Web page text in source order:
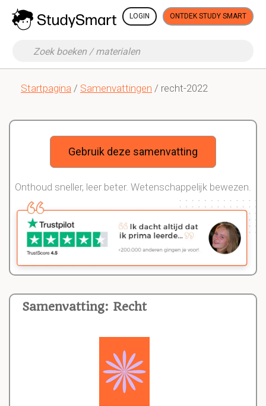
LOGIN ONTDEK STUDY SMART
Startpagina / Samenvattingen / recht-2022
Samenvatting: Recht
Gebruik deze samenvatting
Onthoud sneller, leer beter. Wetenschappelijk bewezen.